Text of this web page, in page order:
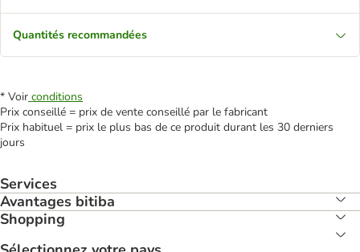
Quantités recommandées
* Voir conditions
Prix conseillé = prix de vente conseillé par le fabricant
Prix habituel = prix le plus bas de ce produit durant les 30 derniers
jours
Services
Avantages bitiba
Shopping